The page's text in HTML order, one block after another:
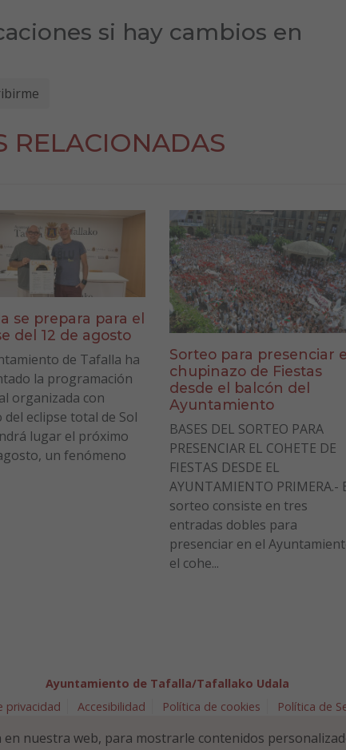
si hay cambios en
RELACIONADAS
se prepara para el
del 12 de agosto
de Tafalla ha
la programación
organizada con
del eclipse total de Sol
lugar el próximo
un fenómeno
Sorteo para presenciar
chupinazo de Fiestas
desde el balcón del
Ayuntamiento
BASES DEL SORTEO PARA
PRESENCIAR EL COHETE DE
FIESTAS DESDE EL
AYUNTAMIENTO PRIMERA.-
sorteo consiste en tres
entradas dobles para
presenciar en el
el cohe...
Ayuntamiento de Tafalla/Tafallako Udala
privacidad Accesibilidad Política de cookies
Política de
5 - 31300 Tafalla (NAVARRA)
948 70 18 11
nuestra web, para mostrarle contenidos